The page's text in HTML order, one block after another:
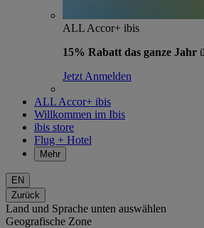
ALL Accor+ ibis
15% Rabatt das ganze Jahr
Jetzt Anmelden
ALL Accor+ ibis
Willkommen im Ibis
ibis store
Flug + Hotel
Mehr
EN
Zurück
Land und Sprache unten auswählen
Geografische Zone